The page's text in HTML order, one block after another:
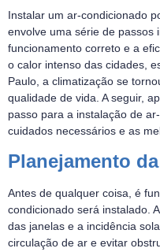
Instalar um ar-condicionado
envolve uma série de passos
funcionamento correto e a
o calor intenso das cidades,
Paulo, a climatização se
qualidade de vida. A seguir,
passo para a instalação de
cuidados necessários e as
Planejamento
Antes de qualquer coisa, é
condicionado será instalado.
das janelas e a incidência
circulação de ar e evitar